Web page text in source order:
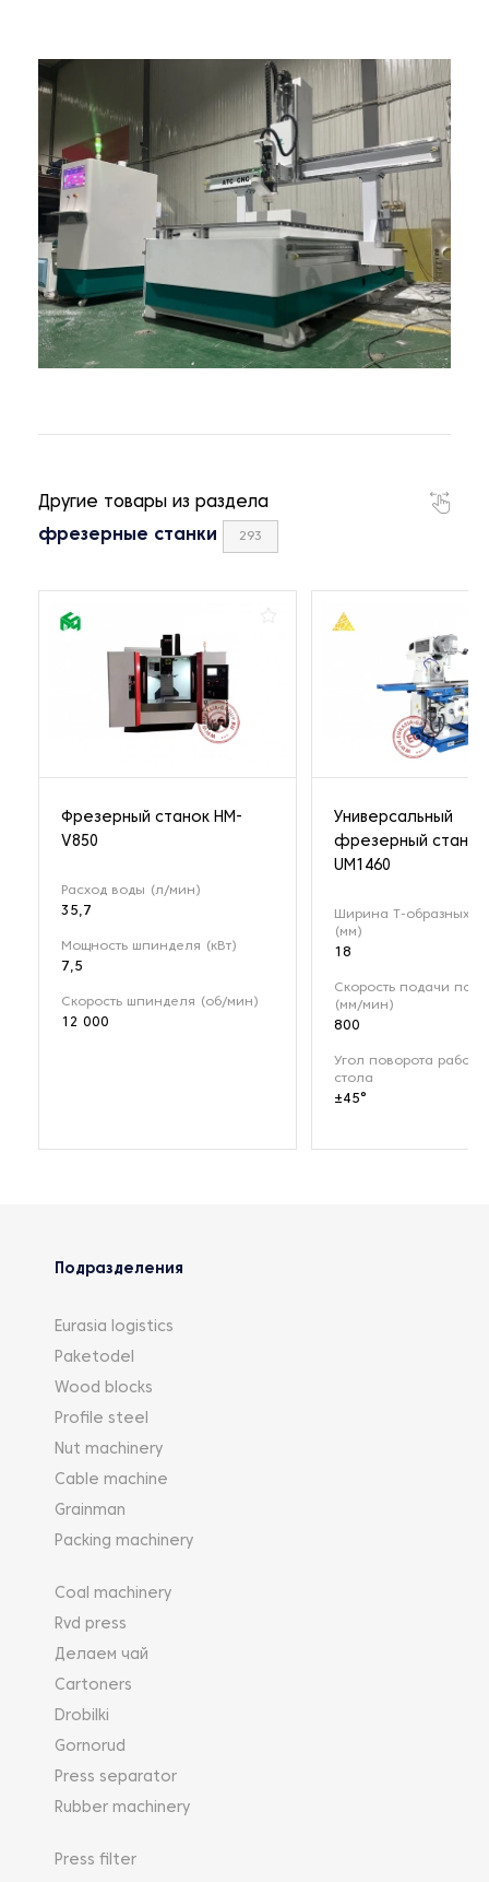
Другие товары из раздела
фрезерные станки 293
Фрезерный станок HM-
V850
Расход воды (л/мин)
35,7
Мощность шпинделя (кВт)
7,5
Скорость шпинделя (об/мин)
12 000
Универсальный
фрезерный станок
UM1460
Ширина Т-образных
(мм)
18
Скорость подачи по
(мм/мин)
800
Угол поворота
стола
±45°
Подразделения
Eurasia logistics
Paketodel
Wood blocks
Profile steel
Nut machinery
Cable machine
Grainman
Packing machinery
Coal machinery
Rvd press
Делаем чай
Cartoners
Drobilki
Gornorud
Press separator
Rubber machinery
Press filter